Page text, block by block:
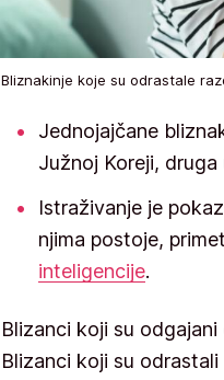
Bliznakinje koje su odrastale
Jednojajčane
Južnoj Koreji, druga
Istraživanje je
njima postoje,
inteligencije.
Blizanci koji su
Blizanci koji su